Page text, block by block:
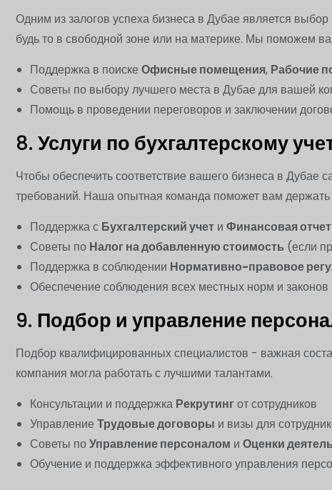
Одним из залогов успеха бизнеса в Дубае является
будь то в свободной зоне или на материке. Мы поможем
Поддержка в поиске Офисные помещения, Рабочие
Советы по выбору лучшего места в Дубае для вашей
Помощь в проведении переговоров и заключении
8. Услуги по бухгалтерскому
Чтобы обеспечить соответствие вашего бизнеса в
требований. Наша опытная команда поможет вам
Поддержка с Бухгалтерский учет и Финансовая
Советы по Налог на добавленную стоимость (если
Поддержка в соблюдении Нормативно-правовое
Обеспечение соблюдения всех местных норм и законов
9. Подбор и управление
Подбор квалифицированных специалистов - важная
компания могла работать с лучшими талантами.
Консультации и поддержка Рекрутингот сотрудников
Управление Трудовые договоры и визы для
Советы поУправление персоналом и Оценки
Обучение и поддержка эффективного управления